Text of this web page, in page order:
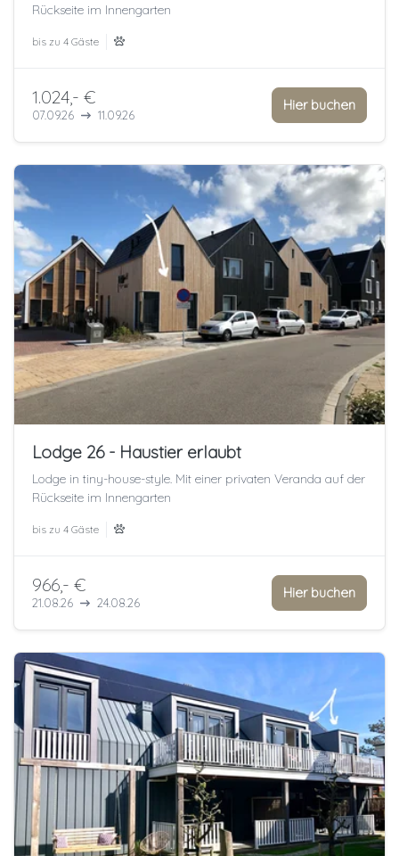
Rückseite im Innengarten
bis zu 4 Gäste
1.024,- €
07.09.26 11.09.26
Hier buchen
Lodge 26 - Haustier erlaubt
Lodge in tiny-house-style. Mit einer privaten Veranda auf der
Rückseite im Innengarten
bis zu 4 Gäste
966,- €
21.08.26 24.08.26
Hier buchen